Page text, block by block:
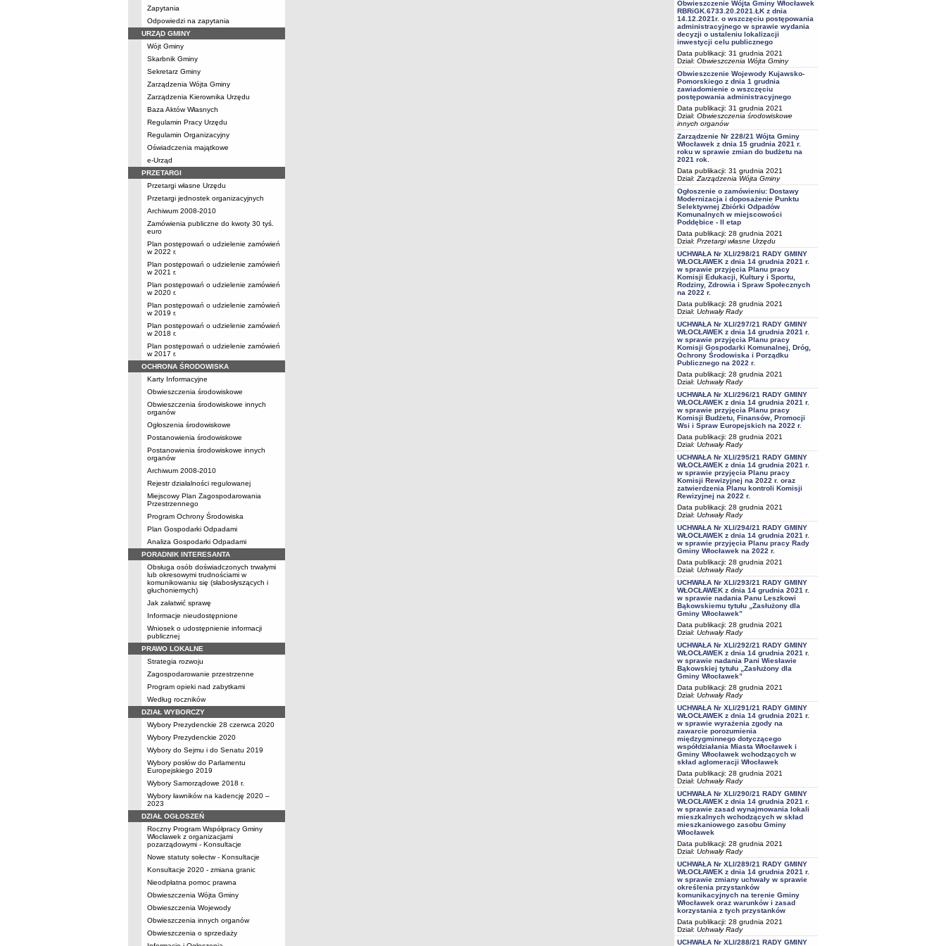
Zapytania
Odpowiedzi na zapytania
URZĄD GMINY
Wójt Gminy
Skarbnik Gminy
Sekretarz Gminy
Zarządzenia Wójta Gminy
Zarządzenia Kierownika Urzędu
Baza Aktów Własnych
Regulamin Pracy Urzędu
Regulamin Organizacyjny
Oświadczenia majątkowe
e-Urząd
PRZETARGI
Przetargi własne Urzędu
Przetargi jednostek organizacyjnych
Archiwum 2008-2010
Zamówienia publiczne do kwoty 30 tyś.
euro
Plan postępowań o udzielenie zamówień
w 2022 r.
Plan postępowań o udzielenie zamówień
w 2021 r.
Plan postępowań o udzielenie zamówień
w 2020 r.
Plan postępowań o udzielenie zamówień
w 2019 r.
Plan postępowań o udzielenie zamówień
w 2018 r.
Plan postępowań o udzielenie zamówień
w 2017 r.
OCHRONA ŚRODOWISKA
Karty Informacyjne
Obwieszczenia środowiskowe
Obwieszczenia środowiskowe innych
organów
Ogłoszenia środowiskowe
Postanowienia środowiskowe
Postanowienia środowiskowe innych
organów
Archiwum 2008-2010
Rejestr działalności regulowanej
Miejscowy Plan Zagospodarowania
Przestrzennego
Program Ochrony Środowiska
Plan Gospodarki Odpadami
Analiza Gospodarki Odpadami
PORADNIK INTERESANTA
Obsługa osób doświadczonych trwałymi
lub okresowymi trudnościami w
komunikowaniu się (słabosłyszących i
głuchoniemych)
Jak załatwić sprawę
Informacje nieudostępnione
Wniosek o udostępnienie informacji
publicznej
PRAWO LOKALNE
Strategia rozwoju
Zagospodarowanie przestrzenne
Program opieki nad zabytkami
Według roczników
DZIAŁ WYBORCZY
Wybory Prezydenckie 28 czerwca 2020
Wybory Prezydenckie 2020
Wybory do Sejmu i do Senatu 2019
Wybory posłów do Parlamentu
Europejskiego 2019
Wybory Samorządowe 2018 r.
Wybory ławników na kadencję 2020 –
2023
DZIAŁ OGŁOSZEŃ
Roczny Program Współpracy Gminy
Włocławek z organizacjami
pozarządowymi - Konsultacje
Nowe statuty sołectw - Konsultacje
Konsultacje 2020 - zmiana granic
Nieodpłatna pomoc prawna
Obwieszczenia Wójta Gminy
Obwieszczenia Wojewody
Obwieszczenia innych organów
Obwieszczenia o sprzedaży
Obwieszczenie Wójta Gminy Włocławek
RBRiGK.6733.20.2021.ŁK z dnia
14.12.2021r. o wszczęciu postępowania
administracyjnego w sprawie wydania
decyzji o ustaleniu lokalizacji
inwestycji celu publicznego
Data publikacji: 31 grudnia 2021
Dział: Obwieszczenia Wójta Gminy
Obwieszczenie Wojewody Kujawsko-
Pomorskiego z dnia 1 grudnia
zawiadomienie o wszczęciu
postępowania administracyjnego
Data publikacji: 31 grudnia 2021
Dział: Obwieszczenia środowiskowe
innych organów
Zarządzenie Nr 228/21 Wójta Gminy
Włocławek z dnia 15 grudnia 2021 r.
roku w sprawie zmian do budżetu na
2021 rok.
Data publikacji: 31 grudnia 2021
Dział: Zarządzenia Wójta Gminy
Ogłoszenie o zamówieniu: Dostawy
Modernizacja i doposażenie Punktu
Selektywnej Zbiórki Odpadów
Komunalnych w miejscowości
Poddębice - II etap
Data publikacji: 28 grudnia 2021
Dział: Przetargi własne Urzędu
UCHWAŁA Nr XLI/298/21 RADY GMINY
WŁOCŁAWEK z dnia 14 grudnia 2021 r.
w sprawie przyjęcia Planu pracy
Komisji Edukacji, Kultury i Sportu,
Rodziny, Zdrowia i Spraw Społecznych
na 2022 r.
Data publikacji: 28 grudnia 2021
Dział: Uchwały Rady
UCHWAŁA Nr XLI/297/21 RADY GMINY
WŁOCŁAWEK z dnia 14 grudnia 2021 r.
w sprawie przyjęcia Planu pracy
Komisji Gospodarki Komunalnej, Dróg,
Ochrony Środowiska i Porządku
Publicznego na 2022 r.
Data publikacji: 28 grudnia 2021
Dział: Uchwały Rady
UCHWAŁA Nr XLI/296/21 RADY GMINY
WŁOCŁAWEK z dnia 14 grudnia 2021 r.
w sprawie przyjęcia Planu pracy
Komisji Budżetu, Finansów, Promocji
Wsi i Spraw Europejskich na 2022 r.
Data publikacji: 28 grudnia 2021
Dział: Uchwały Rady
UCHWAŁA Nr XLI/295/21 RADY GMINY
WŁOCŁAWEK z dnia 14 grudnia 2021 r.
w sprawie przyjęcia Planu pracy
Komisji Rewizyjnej na 2022 r. oraz
zatwierdzenia Planu kontroli Komisji
Rewizyjnej na 2022 r.
Data publikacji: 28 grudnia 2021
Dział: Uchwały Rady
UCHWAŁA Nr XLI/294/21 RADY GMINY
WŁOCŁAWEK z dnia 14 grudnia 2021 r.
w sprawie przyjęcia Planu pracy Rady
Gminy Włocławek na 2022 r.
Data publikacji: 28 grudnia 2021
Dział: Uchwały Rady
UCHWAŁA Nr XLI/293/21 RADY GMINY
WŁOCŁAWEK z dnia 14 grudnia 2021 r.
w sprawie nadania Panu Leszkowi
Bąkowskiemu tytułu „Zasłużony dla
Gminy Włocławek”
Data publikacji: 28 grudnia 2021
Dział: Uchwały Rady
UCHWAŁA Nr XLI/292/21 RADY GMINY
WŁOCŁAWEK z dnia 14 grudnia 2021 r.
w sprawie nadania Pani Wiesławie
Bąkowskiej tytułu „Zasłużony dla
Gminy Włocławek”
Data publikacji: 28 grudnia 2021
Dział: Uchwały Rady
UCHWAŁA Nr XLI/291/21 RADY GMINY
WŁOCŁAWEK z dnia 14 grudnia 2021 r.
w sprawie wyrażenia zgody na
zawarcie porozumienia
międzygminnego dotyczącego
współdziałania Miasta Włocławek i
Gminy Włocławek wchodzących w
skład aglomeracji Włocławek
Data publikacji: 28 grudnia 2021
Dział: Uchwały Rady
UCHWAŁA Nr XLI/290/21 RADY GMINY
WŁOCŁAWEK z dnia 14 grudnia 2021 r.
w sprawie zasad wynajmowania lokali
mieszkalnych wchodzących w skład
mieszkaniowego zasobu Gminy
Włocławek
Data publikacji: 28 grudnia 2021
Dział: Uchwały Rady
UCHWAŁA Nr XLI/289/21 RADY GMINY
WŁOCŁAWEK z dnia 14 grudnia 2021 r.
w sprawie zmiany uchwały w sprawie
określenia przystanków
komunikacyjnych na terenie Gminy
Włocławek oraz warunków i zasad
korzystania z tych przystanków
Data publikacji: 28 grudnia 2021
Dział: Uchwały Rady
UCHWAŁA Nr XLI/288/21 RADY GMINY